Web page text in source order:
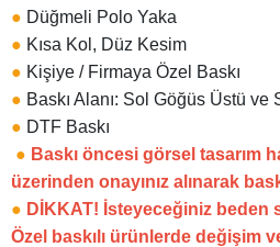
● Düğmeli Polo Yaka
● Kısa Kol, Düz Kesim
● Kişiye / Firmaya Özel Baskı
● Baskı Alanı: Sol Göğüs Üstü ve
● DTF Baskı
● Baskı öncesi görsel tasarım
üzerinden onayınız alınarak
● DİKKAT! İsteyeceğiniz beden
Özel baskılı ürünlerde değişim